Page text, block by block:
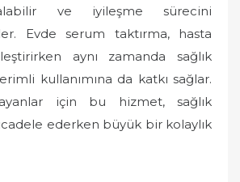
ve iyileşme sürecini
Evde serum taktırma, hasta
aynı zamanda sağlık
kullanımına da katkı sağlar.
için bu hizmet, sağlık
ederken büyük bir kolaylık